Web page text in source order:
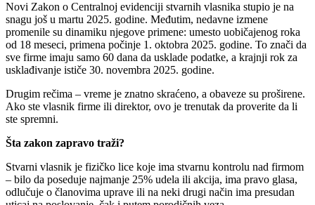
Novi Zakon o Centralnoj evidenciji stvarnih vlasnika stupio je na
snagu još u martu 2025. godine. Međutim, nedavne izmene
promenile su dinamiku njegove primene: umesto uobičajenog roka
od 18 meseci, primena počinje 1. oktobra 2025. godine. To znači da
sve firme imaju samo 60 dana da usklade podatke, a krajnji rok za
usklađivanje ističe 30. novembra 2025. godine.
Drugim rečima – vreme je znatno skraćeno, a obaveze su proširene.
Ako ste vlasnik firme ili direktor, ovo je trenutak da proverite da li
ste spremni.
Šta zakon zapravo traži?
Stvarni vlasnik je fizičko lice koje ima stvarnu kontrolu nad firmom
– bilo da poseduje najmanje 25% udela ili akcija, ima pravo glasa,
odlučuje o članovima uprave ili na neki drugi način ima presudan